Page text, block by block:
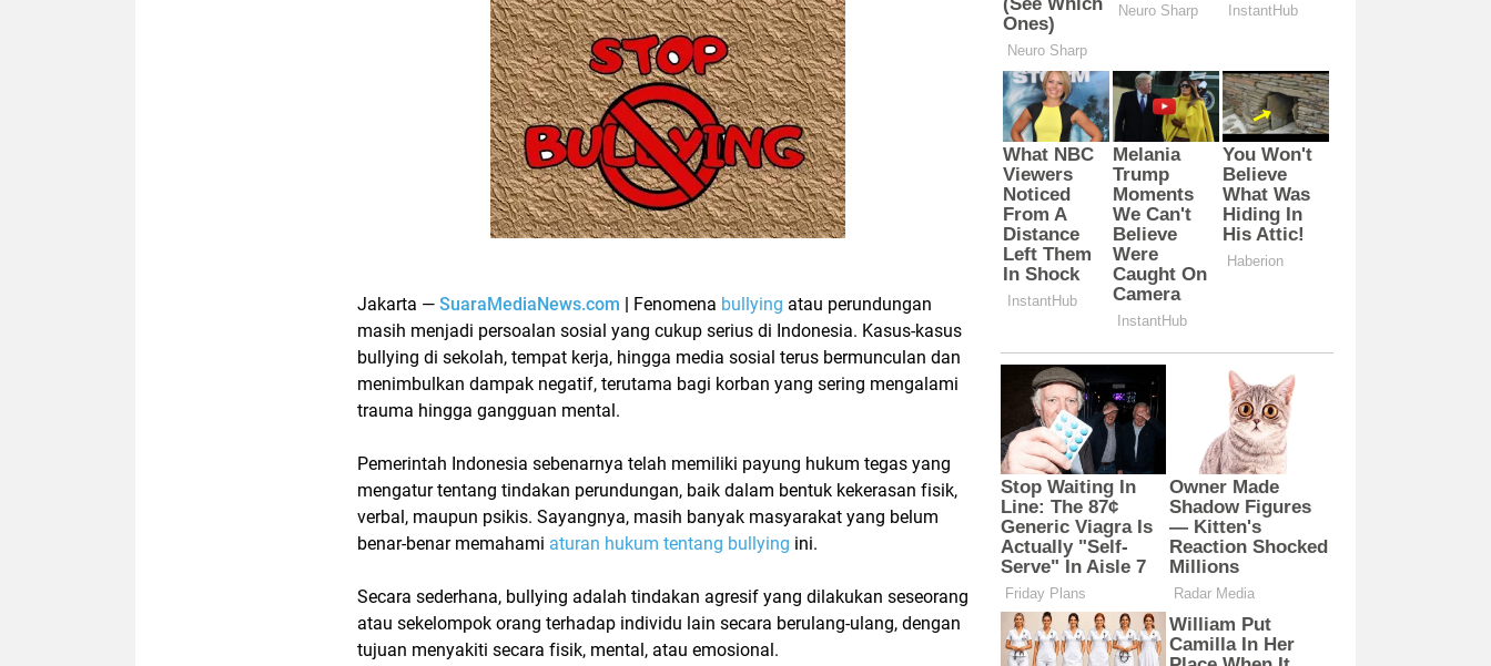
Jakarta — SuaraMediaNews.com | Fenomena bullying atau perundungan
masih menjadi persoalan sosial yang cukup serius di Indonesia. Kasus-kasus
bullying di sekolah, tempat kerja, hingga media sosial terus bermunculan dan
menimbulkan dampak negatif, terutama bagi korban yang sering mengalami
trauma hingga gangguan mental.
Pemerintah Indonesia sebenarnya telah memiliki payung hukum tegas yang
mengatur tentang tindakan perundungan, baik dalam bentuk kekerasan fisik,
verbal, maupun psikis. Sayangnya, masih banyak masyarakat yang belum
benar-benar memahami aturan hukum tentang bullying ini.
Secara sederhana, bullying adalah tindakan agresif yang dilakukan seseorang
atau sekelompok orang terhadap individu lain secara berulang-ulang, dengan
tujuan menyakiti secara fisik, mental, atau emosional.